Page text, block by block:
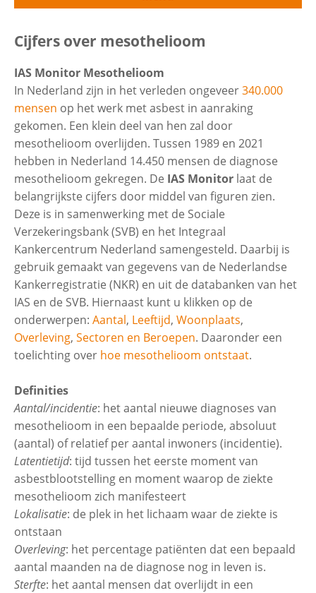
Contactgegevens
Zoeken
Cijfers over mesothelioom
Aantal
Internationale vergelijking
Vergelijking sterfte en nieuwe
diagnoses
Leeftijd
Woonplaats
Overleving
Sectoren en beroepen
Sectoren met asbestblootstelling
Beroepen met asbestblootstelling
Bouw en Installatie
Scheepsbouw
Metaal, machinebouw en
elektrotechnische industrie
Textiel-, hout-, confectie- en
papierindustrie
Hoe ontstaat mesothelioom
Cijfers over mesothelioom
IAS Monitor Mesothelioom
In Nederland zijn in het verleden ongeveer340.000
mensen op het werk met asbest in aanraking
gekomen. Een klein deel van hen zal door
mesothelioom overlijden. Tussen 1989 en 2021
hebben in Nederland 14.450 mensen de diagnose
mesothelioom gekregen. De IAS Monitor laat de
belangrijkste cijfers door middel van figuren zien.
Deze is in samenwerking met de Sociale
Verzekeringsbank (SVB) en het Integraal
Kankercentrum Nederland samengesteld. Daarbij is
gebruik gemaakt van gegevens van de Nederlandse
Kankerregistratie (NKR) en uit de databanken van het
IAS en de SVB. Hiernaast kunt u klikken op de
onderwerpen: Aantal, Leeftijd, Woonplaats,
Overleving, Sectoren en Beroepen. Daaronder een
toelichting over hoe mesothelioom ontstaat.
Definities
Aantal/incidentie: het aantal nieuwe diagnoses van
mesothelioom in een bepaalde periode, absoluut
(aantal) of relatief per aantal inwoners (incidentie).
Latentietijd: tijd tussen het eerste moment van
asbestblootstelling en moment waarop de ziekte
mesothelioom zich manifesteert
Lokalisatie: de plek in het lichaam waar de ziekte is
ontstaan
Overleving: het percentage patiënten dat een bepaald
aantal maanden na de diagnose nog in leven is.
Sterfte: het aantal mensen dat overlijdt in een